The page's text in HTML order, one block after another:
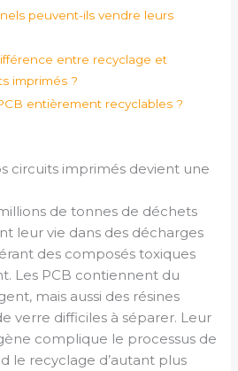
peuvent-ils vendre leurs
entre recyclage et
imprimés ?
entièrement recyclables ?
circuits imprimés devient une
de tonnes de déchets
leur vie dans des décharges
des composés toxiques
Les PCB contiennent du
mais aussi des résines
verre difficiles à séparer. Leur
complique le processus de
le recyclage d’autant plus